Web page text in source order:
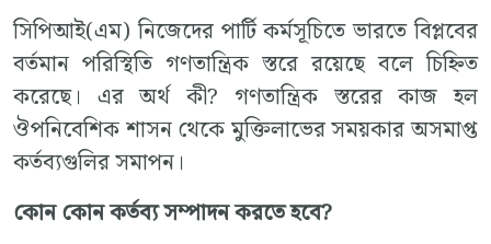
সিপিআই(এম) নিজেদের পার্টি কর্মসূচিতে ভারতে বিপ্লবের
বর্তমান পরিস্থিতি গণতান্ত্রিক স্তরে রয়েছে বলে চিহ্নিত
করেছে। এর অর্থ কী? গণতান্ত্রিক স্তরের কাজ হল
ঔপনিবেশিক শাসন থেকে মুক্তিলাভের সময়কার অসমাপ্ত
কর্তব্যগুলির সমাপন।
কোন কোন কর্তব্য সম্পাদন করতে হবে?